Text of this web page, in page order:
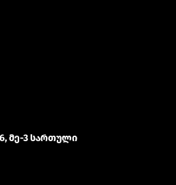
მე-3 სართული